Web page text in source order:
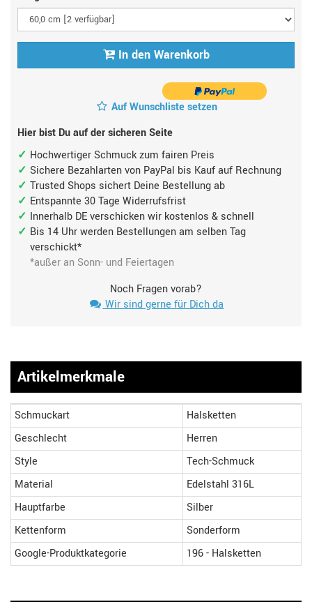
In den Warenkorb
Auf Wunschliste setzen
Hier bist Du auf der sicheren Seite
Hochwertiger Schmuck zum fairen Preis
Sichere Bezahlarten von PayPal bis Kauf auf Rechnung
Trusted Shops sichert Deine Bestellung ab
Entspannte 30 Tage Widerrufsfrist
Innerhalb DE verschicken wir kostenlos & schnell
Bis 14 Uhr werden Bestellungen am selben Tag
verschickt*
*außer an Sonn- und Feiertagen
Noch Fragen vorab?
Wir sind gerne für Dich da
Artikelmerkmale
Schmuckart
Halsketten
Geschlecht
Herren
Style
Tech-Schmuck
Material
Edelstahl 316L
Hauptfarbe
Silber
Kettenform
Sonderform
Google-Produktkategorie
196 - Halsketten